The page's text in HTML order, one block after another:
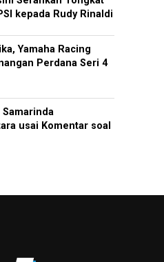
kepada Rudy Rinaldi
Yamaha Racing
Perdana Seri 4
Samarinda
usai Komentar soal